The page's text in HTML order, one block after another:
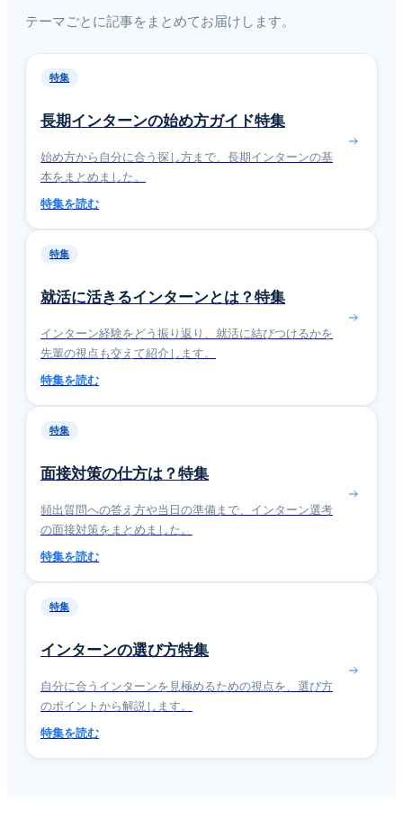
テーマごとに記事をまとめてお届けします。
特集
長期インターンの始め方ガイド特集
始め方から自分に合う探し方まで、長期インターンの基
本をまとめました。
特集を読む
特集
就活に活きるインターンとは？特集
インターン経験をどう振り返り、就活に結びつけるかを
先輩の視点も交えて紹介します。
特集を読む
特集
面接対策の仕方は？特集
頻出質問への答え方や当日の準備まで、インターン選考
の面接対策をまとめました。
特集を読む
特集
インターンの選び方特集
自分に合うインターンを見極めるための視点を、選び方
のポイントから解説します。
特集を読む